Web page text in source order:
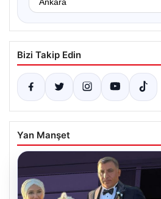
Bizi Takip Edin
Yan Manşet